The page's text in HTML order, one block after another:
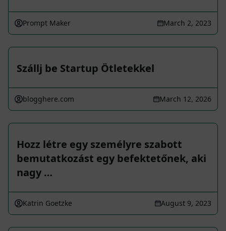
Prompt Maker March 2, 2023
Szállj be Startup Ötletekkel
blogghere.com March 12, 2026
Hozz létre egy személyre szabott
bemutatkozást egy befektetőnek, aki
nagy …
Katrin Goetzke August 9, 2023